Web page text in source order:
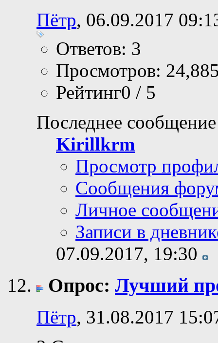
Пётр, 06.09.2017
Ответов: 3
Просмотров:
Рейтинг0 / 5
Последнее
Kirillkrm
Просмотр
Сообщения
Личное
Записи в
07.09.2017, 19:30
Опрос: Лучший
Пётр, 31.08.2017